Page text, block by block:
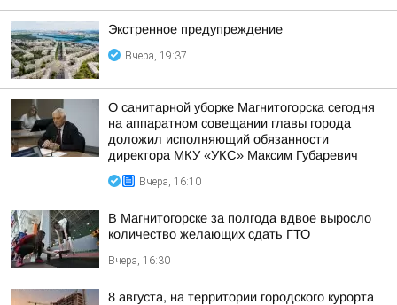
Экстренное предупреждение
Вчера, 19:37
О санитарной уборке Магнитогорска сегодня
на аппаратном совещании главы города
доложил исполняющий обязанности
директора МКУ «УКС» Максим Губаревич
Вчера, 16:10
В Магнитогорске за полгода вдвое выросло
количество желающих сдать ГТО
Вчера, 16:30
8 августа, на территории городского курорта